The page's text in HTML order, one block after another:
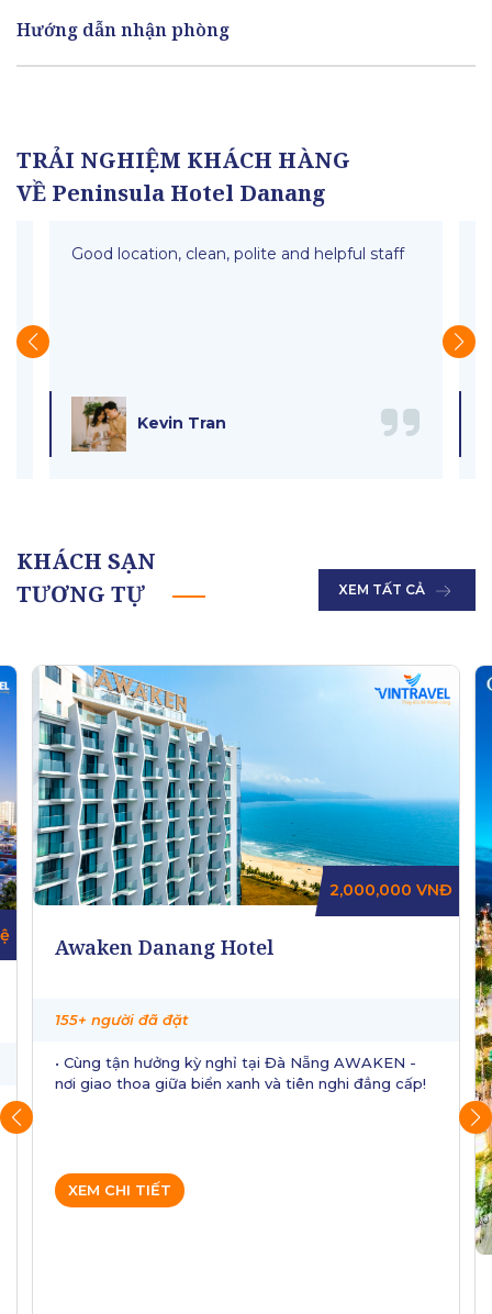
Hướng dẫn nhận phòng
TRẢI NGHIỆM KHÁCH HÀNG
VỀ Peninsula Hotel Danang
Good location, clean, polite and helpful staff
Kevin Tran
KHÁCH SẠN
TƯƠNG TỰ
XEM TẤT CẢ
2,000,000VNĐ
Danang Hotel
người đã đặt
tận hưởng kỳ nghỉ tại Đà Nẵng AWAKEN -
thoa giữa biển xanh và tiên nghi đẳng cấp!
CHI TIẾT